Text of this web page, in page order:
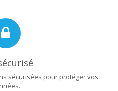
sécurisées pour protéger vos